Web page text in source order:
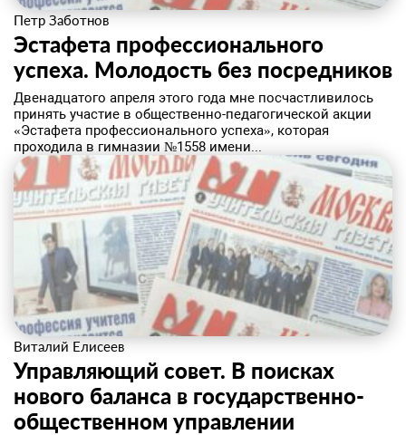
Петр Заботнов
Эстафета профессионального
успеха. Молодость без посредников
​Двенадцатого апреля этого года мне посчастливилось
принять участие в общественно-педагогической акции
«Эстафета профессионального успеха», которая
проходила в гимназии №1558 имени...
Виталий Елисеев
Управляющий совет. В поисках
нового баланса в государственно-
общественном управлении